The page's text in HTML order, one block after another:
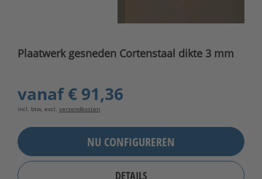
Plaatwerk gesneden Cortenstaal dikte 3 mm
vanaf€ 91,36
incl. btw, excl. verzendkosten
NU CONFIGUREREN
DETAILS